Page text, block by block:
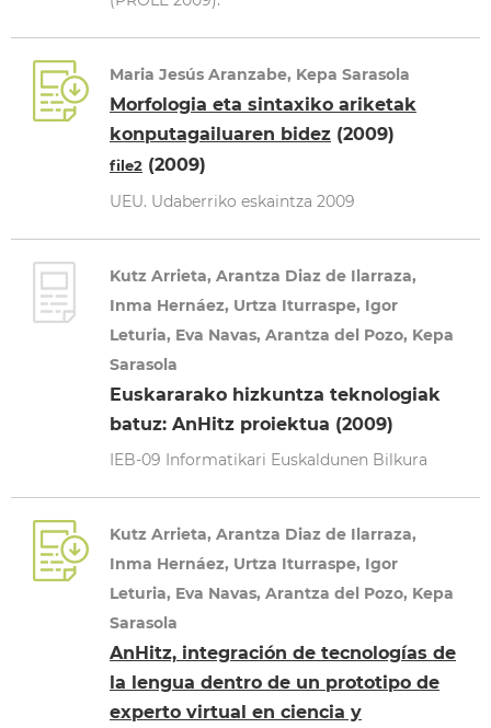
Maria Jesús Aranzabe, Kepa Sarasola
Morfologia eta sintaxiko ariketak
konputagailuaren bidez (2009)
file2 (2009)
UEU. Udaberriko eskaintza 2009
Kutz Arrieta, Arantza Diaz de Ilarraza,
Inma Hernáez, Urtza Iturraspe, Igor
Leturia, Eva Navas, Arantza del Pozo, Kepa
Sarasola
Euskararako hizkuntza teknologiak
batuz: AnHitz proiektua (2009)
IEB-09 Informatikari Euskaldunen Bilkura
Kutz Arrieta, Arantza Diaz de Ilarraza,
Inma Hernáez, Urtza Iturraspe, Igor
Leturia, Eva Navas, Arantza del Pozo, Kepa
Sarasola
AnHitz, integración de tecnologías de
la lengua dentro de un prototipo de
experto virtual en ciencia y